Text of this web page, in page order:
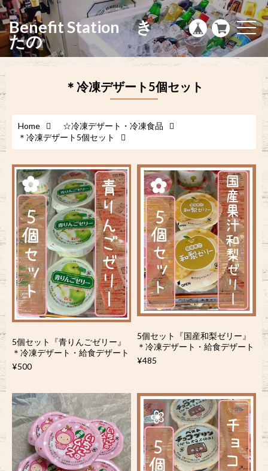
Benefit Station き
たの
t
o
g
g
g
o
＊冷凍デザート5個セット
Home
☆冷凍デザート・冷凍食品
＊冷凍デザート5個セット
5個セット『青りんごゼリー』
＊冷凍デザート・給食デザート
¥500
5個セット『国産和梨ゼリー』
＊冷凍デザート・給食デザート
¥485
g
l
e
n
a
v
i
n